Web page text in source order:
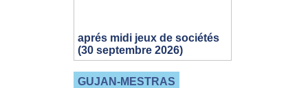
aprés midi jeux de sociétés
(30 septembre 2026)
GUJAN-MESTRAS